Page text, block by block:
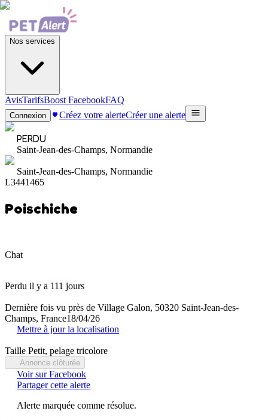
Nos services
AvisTarifsBoost FacebookFAQ
Connexion Créez votre alerteCréer une alerte
PERDU
Saint-Jean-des-Champs, Normandie
Saint-Jean-des-Champs, Normandie
L3441465
Poischiche
Chat
Perdu il y a 111 jours
Dernière fois vu près de Village Galon, 50320 Saint-Jean-des-
Champs, France18/04/26
Mettre à jour la localisation
Taille Petit, pelage tricolore
Annonce clôturée
Voir sur Facebook
Partager cette alerte
Alerte marquée comme résolue.